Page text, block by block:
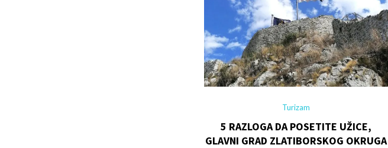
Turizam
5 RAZLOGA DA POSETITE UŽICE,
GLAVNI GRAD ZLATIBORSKOG OKRUGA